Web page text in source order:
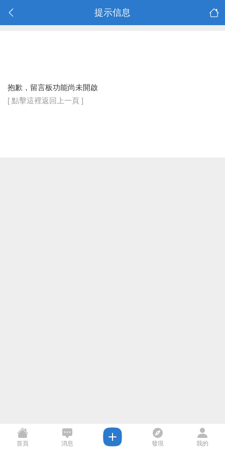
提示信息
抱歉，留言板功能尚未開啟
[ 點擊這裡返回上一頁 ]
首頁 消息 發現 我的